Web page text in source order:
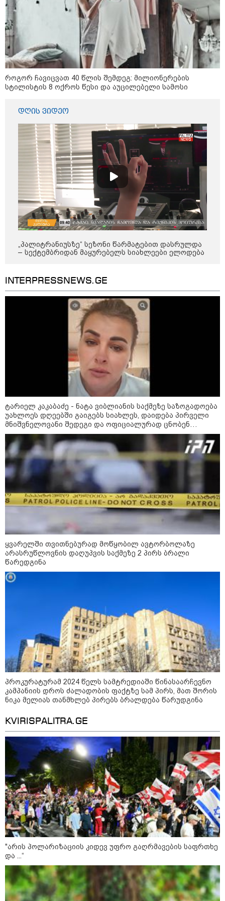
საქართველოს
თავისუფლებისთვის შეწირული
გმირების მემორიალზე
გაკეთდა" - "ნაციონალური
მოძრაობა"
19:03 / 08-08-2026
"მკაცრად ვგმობთ ირაკლი
კობახიძის განცხადებას" -
"კოალიცია ცვლილებისთვის"
16:33 / 08-08-2026
"გიორგი ბარამიძემ რაღაც
არასწორად ჩამოაყალიბა,
მაგრამ ნამდვილად არ
ეკუთვნის წიხლი ივანიშვილის
ღალატზე დაფუძნებული
დიქტატურის მსახურებისგან" -
მიხეილ სააკაშვილი
16:22 / 08-08-2026
"აი, ეს არის სამშობლოს
ღალატი" - როგორ ეხმაურება
ნიკა გვარამია აგვისტოს ომთან
დაკავშირებით ირაკლი
ოქროს ფასი ბოლო 2 თვის
მაქსიმუმზეა - რა დგას ძვირფასი
ლითონის მკვეთრი გაძვირების
უკან?
უნცია ოქრო დღიურად 101
დოლარით გაძვირდა - რა ღირს
გრამი საქართველოში?
„ტურისტების შემცირების მთავარი
მიზეზი ალბათ, ის პრორუსული,
პროჩინური, პროირანული
პოლიტიკაა, რომელსაც ქვეყანა
ატარებს“ - ცოტნე ჯაფარიძე
კონფლიქტები
12:46 / 07-08-2026
ოკუპირებულ აფხაზეთში საწვავის
დეფიციტია, კილომეტრიანი რიგები და
შეზღუდვა საწვავის ჩასხმაზე - რა
ინფორმაციას აქვეყნებს "დემოკრატიის
კვლევის ინსტიტუტი“
14:23 / 05-08-2026
ევროპელმა და რუსმა ყოფილმა
მაღალჩინოსნებმა უკრაინაში
ომთან დაკავშირებით
არის ცნობილი შეხვედრაზე
როგორ ჩავიცვათ 40 წლის შემდეგ: მილიონერების
სტილისტის 8 ოქროს წესი და აუცილებელი სამოსი
დღის ვიდეო
„პალიტრანიუსზე“ სეზონი წარმატებით დასრულდა
– სექტემბრიდან მაყურებელს სიახლეები ელოდება
INTERPRESSNEWS.GE
ტარიელ კაკაბაძე - ნატა ვიბლიანის საქმეზე საზოგადოება
უახლოეს დღეებში გაიგებს სიახლეს, დაიდება პირველი
მნიშვნელოვანი შედეგი და ოფიციალურად ცნობენ
დაზარალებულად
ყვარელში თვითნებურად მოწყობილ ავტორბოლაზე
არასრუწლოვნის დაღუპვის საქმეზე 2 პირს ბრალი
წარედგინა
პროკურატურამ 2024 წელს სამტრედიაში წინასაარჩევნო
კამპანიის დროს ძალადობის ფაქტზე სამ პირს, მათ შორის
ნიკა მელიას თანმხლებ პირებს ბრალდება წარუდგინა
KVIRISPALITRA.GE
"არის პოლარიზაციის კიდევ უფრო გაღრმავების საფრთხე
და ...“